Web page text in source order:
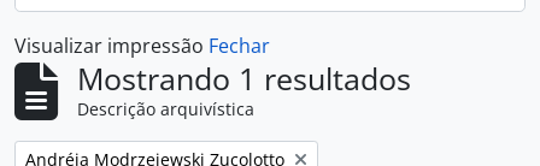
Visualizar impressão Fechar
Mostrando 1 resultados
Descrição arquivística
Remover filtro:
Andréia Modrzejewski Zucolotto